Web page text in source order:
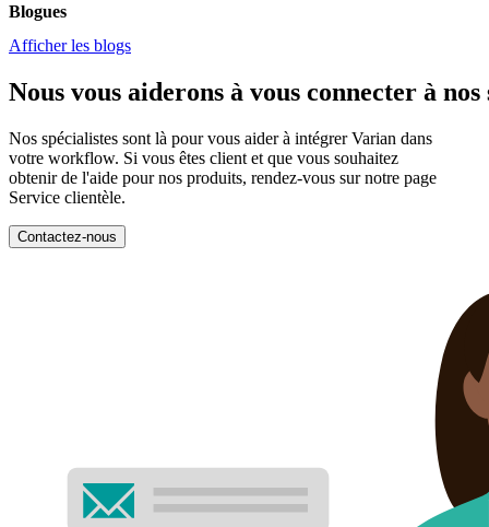
Blogues
Afficher les blogs
Nous vous aiderons à vous connecter à nos
Nos spécialistes sont là pour vous aider à intégrer Varian dans
votre workflow. Si vous êtes client et que vous souhaitez
obtenir de l'aide pour nos produits, rendez-vous sur notre page
Service clientèle.
Contactez-nous